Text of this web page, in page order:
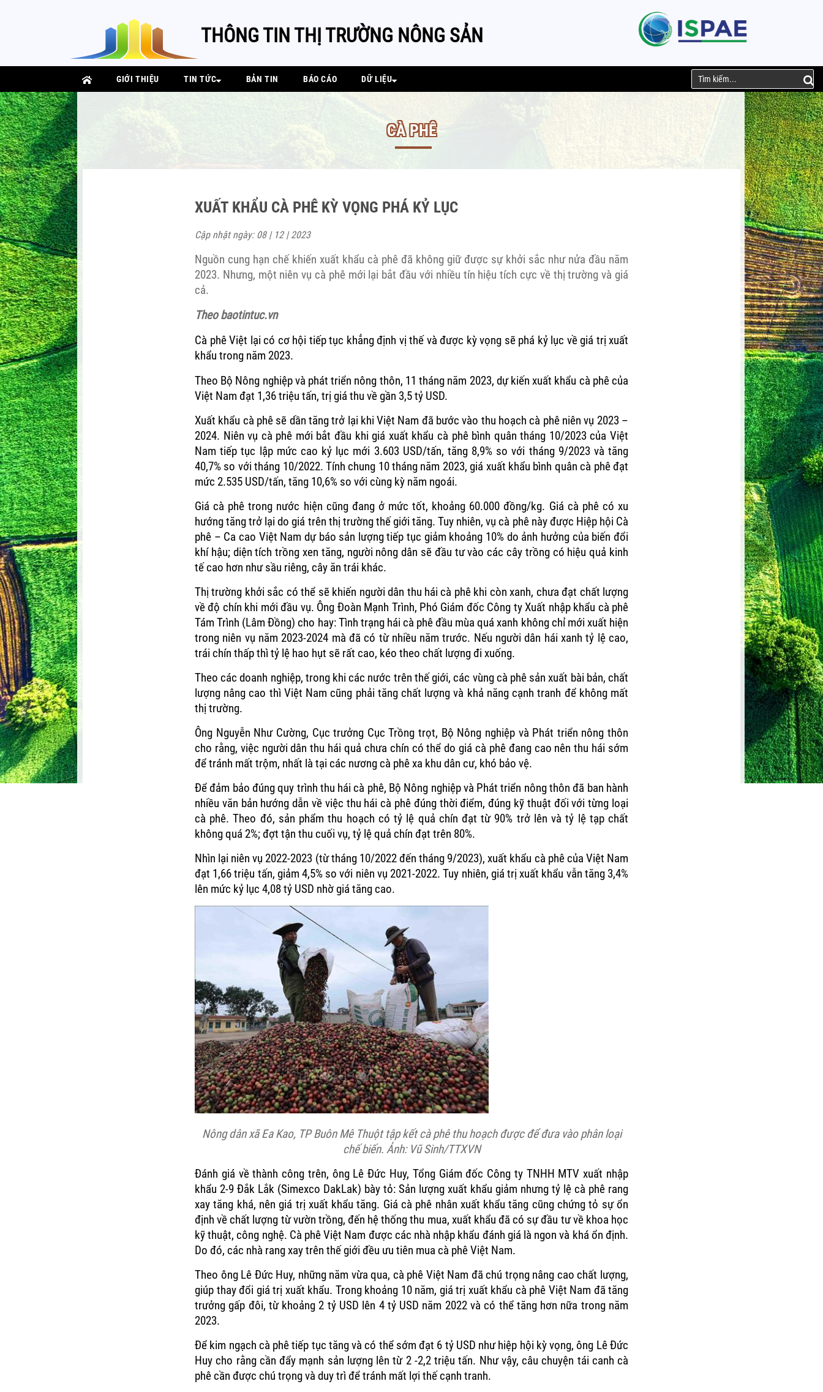
THÔNG TIN THỊ TRƯỜNG NÔNG SẢN
GIỚI THIỆU TIN TỨC BẢN TIN BÁO CÁO DỮ LIỆU
CÀ PHÊ
XUẤT KHẨU CÀ PHÊ KỲ VỌNG PHÁ KỶ LỤC
Cập nhật ngày: 08 | 12 | 2023
Nguồn cung hạn chế khiến xuất khẩu cà phê đã không giữ được sự khởi sắc như nửa đầu năm
2023. Nhưng, một niên vụ cà phê mới lại bắt đầu với nhiều tín hiệu tích cực về thị trường và giá
cả.
Theo baotintuc.vn
Cà phê Việt lại có cơ hội tiếp tục khẳng định vị thế và được kỳ vọng sẽ phá kỷ lục về giá trị xuất
khẩu trong năm 2023.
Theo Bộ Nông nghiệp và phát triển nông thôn, 11 tháng năm 2023, dự kiến xuất khẩu cà phê của
Việt Nam đạt 1,36 triệu tấn, trị giá thu về gần 3,5 tỷ USD.
Xuất khẩu cà phê sẽ dần tăng trở lại khi Việt Nam đã bước vào thu hoạch cà phê niên vụ 2023 –
2024. Niên vụ cà phê mới bắt đầu khi giá xuất khẩu cà phê bình quân tháng 10/2023 của Việt
Nam tiếp tục lập mức cao kỷ lục mới 3.603 USD/tấn, tăng 8,9% so với tháng 9/2023 và tăng
40,7% so với tháng 10/2022. Tính chung 10 tháng năm 2023, giá xuất khẩu bình quân cà phê đạt
mức 2.535 USD/tấn, tăng 10,6% so với cùng kỳ năm ngoái.
Giá cà phê trong nước hiện cũng đang ở mức tốt, khoảng 60.000 đồng/kg. Giá cà phê có xu
hướng tăng trở lại do giá trên thị trường thế giới tăng. Tuy nhiên, vụ cà phê này được Hiệp hội Cà
phê – Ca cao Việt Nam dự báo sản lượng tiếp tục giảm khoảng 10% do ảnh hưởng của biến đổi
khí hậu; diện tích trồng xen tăng, người nông dân sẽ đầu tư vào các cây trồng có hiệu quả kinh
tế cao hơn như sầu riêng, cây ăn trái khác.
Thị trường khởi sắc có thể sẽ khiến người dân thu hái cà phê khi còn xanh, chưa đạt chất lượng
về độ chín khi mới đầu vụ. Ông Đoàn Mạnh Trình, Phó Giám đốc Công ty Xuất nhập khẩu cà phê
Tám Trình (Lâm Đồng) cho hay: Tình trạng hái cà phê đầu mùa quá xanh không chỉ mới xuất hiện
trong niên vụ năm 2023-2024 mà đã có từ nhiều năm trước. Nếu người dân hái xanh tỷ lệ cao,
trái chín thấp thì tỷ lệ hao hụt sẽ rất cao, kéo theo chất lượng đi xuống.
Theo các doanh nghiệp, trong khi các nước trên thế giới, các vùng cà phê sản xuất bài bản, chất
lượng nâng cao thì Việt Nam cũng phải tăng chất lượng và khả năng cạnh tranh để không mất
thị trường.
Ông Nguyễn Như Cường, Cục trưởng Cục Trồng trọt, Bộ Nông nghiệp và Phát triển nông thôn
cho rằng, việc người dân thu hái quả chưa chín có thể do giá cà phê đang cao nên thu hái sớm
để tránh mất trộm, nhất là tại các nương cà phê xa khu dân cư, khó bảo vệ.
Để đảm bảo đúng quy trình thu hái cà phê, Bộ Nông nghiệp và Phát triển nông thôn đã ban hành
nhiều văn bản hướng dẫn về việc thu hái cà phê đúng thời điểm, đúng kỹ thuật đối với từng loại
cà phê. Theo đó, sản phẩm thu hoạch có tỷ lệ quả chín đạt từ 90% trở lên và tỷ lệ tạp chất
không quá 2%; đợt tận thu cuối vụ, tỷ lệ quả chín đạt trên 80%.
Nhìn lại niên vụ 2022-2023 (từ tháng 10/2022 đến tháng 9/2023), xuất khẩu cà phê của Việt Nam
đạt 1,66 triệu tấn, giảm 4,5% so với niên vụ 2021-2022. Tuy nhiên, giá trị xuất khẩu vẫn tăng 3,4%
lên mức kỷ lục 4,08 tỷ USD nhờ giá tăng cao.
Nông dân xã Ea Kao, TP Buôn Mê Thuột tập kết cà phê thu hoạch được để đưa vào phân loại
chế biến. Ảnh: Vũ Sinh/TTXVN
Đánh giá về thành công trên, ông Lê Đức Huy, Tổng Giám đốc Công ty TNHH MTV xuất nhập
khẩu 2-9 Đắk Lắk (Simexco DakLak) bày tỏ: Sản lượng xuất khẩu giảm nhưng tỷ lệ cà phê rang
xay tăng khá, nên giá trị xuất khẩu tăng. Giá cà phê nhân xuất khẩu tăng cũng chứng tỏ sự ổn
định về chất lượng từ vườn trồng, đến hệ thống thu mua, xuất khẩu đã có sự đầu tư về khoa học
kỹ thuật, công nghệ. Cà phê Việt Nam được các nhà nhập khẩu đánh giá là ngon và khá ổn định.
Do đó, các nhà rang xay trên thế giới đều ưu tiên mua cà phê Việt Nam.
Theo ông Lê Đức Huy, những năm vừa qua, cà phê Việt Nam đã chú trọng nâng cao chất lượng,
giúp thay đổi giá trị xuất khẩu. Trong khoảng 10 năm, giá trị xuất khẩu cà phê Việt Nam đã tăng
trưởng gấp đôi, từ khoảng 2 tỷ USD lên 4 tỷ USD năm 2022 và có thể tăng hơn nữa trong năm
2023.
Để kim ngạch cà phê tiếp tục tăng và có thể sớm đạt 6 tỷ USD như hiệp hội kỳ vọng, ông Lê Đức
Huy cho rằng cần đẩy mạnh sản lượng lên từ 2 -2,2 triệu tấn. Như vậy, câu chuyện tái canh cà
phê cần được chú trọng và duy trì để tránh mất lợi thế cạnh tranh.